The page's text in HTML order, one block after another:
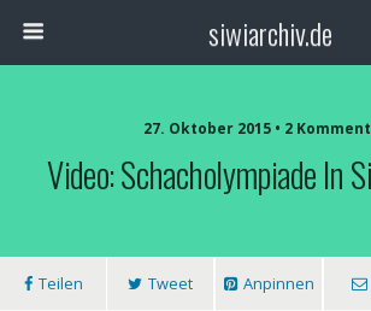
siwiarchiv.de
27. Oktober 2015 • 2
Video: Schacholympiade In
Teilen Tweet Anpinnen